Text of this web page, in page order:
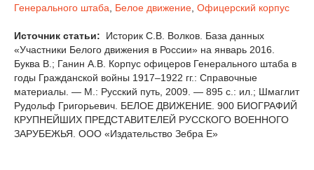
Генерального штаба
Белое движение Офицерский корпус
Источник статьи:
Историк С.В. Волков. База данных
«Участники Белого движения в России» на январь 2016.
Буква В.; Ганин А.В. Корпус офицеров Генерального штаба в
годы Гражданской войны 1917–1922 гг.: Справочные
материалы. — М.: Русский путь, 2009. — 895 с.: ил.; Шмаглит
Рудольф Григорьевич. БЕЛОЕ ДВИЖЕНИЕ. 900 БИОГРАФИЙ
КРУПНЕЙШИХ ПРЕДСТАВИТЕЛЕЙ РУССКОГО ВОЕННОГО
ЗАРУБЕЖЬЯ. ООО «Издательство Зебра Е»